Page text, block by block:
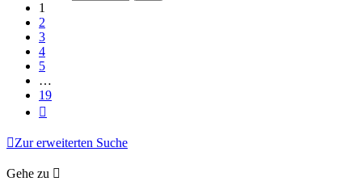
1
2
3
4
5
…
19
Zur erweiterten Suche
Gehe zu